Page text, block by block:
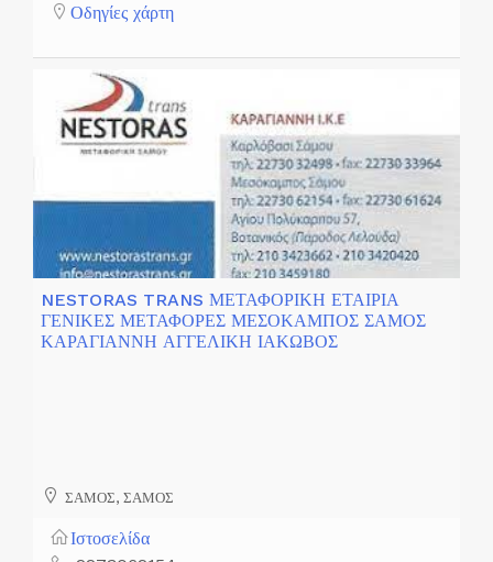
Οδηγίες χάρτη
NESTORAS TRANS ΜΕΤΑΦΟΡΙΚΗ ΕΤΑΙΡΙΑ
ΓΕΝΙΚΕΣ ΜΕΤΑΦΟΡΕΣ ΜΕΣΟΚΑΜΠΟΣ ΣΑΜΟΣ
ΚΑΡΑΓΙΑΝΝΗ ΑΓΓΕΛΙΚΗ ΙΑΚΩΒΟΣ
ΣΑΜΟΣ, ΣΑΜΟΣ
Ιστοσελίδα